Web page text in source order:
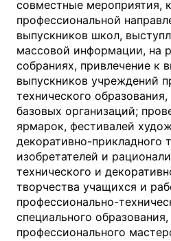
совместные мероприятия,
профессиональной
выпускников школ,
массовой информации, на
собраниях, привлечение к
выпускников учреждений
технического
базовых организаций;
ярмарок, фестивалей
декоративно-прикладного
изобретателей и
технического и
творчества учащихся и
профессионально-
специального
профессионального